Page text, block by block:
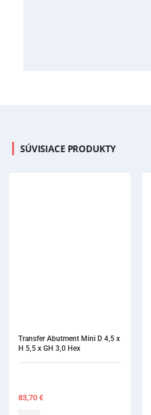
SÚVISIACE PRODUKTY
Transfer Abutment Mini D 4,5 x
H 5,5 x GH 3,0 Hex
83,70 €